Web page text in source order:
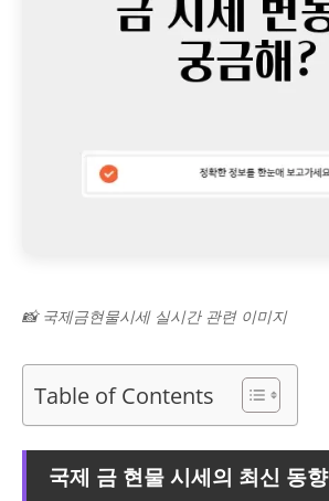
📸 국제금현물시세 실시간 관련 이미지
Table of Contents
국제 금 현물 시세의 최신 동향